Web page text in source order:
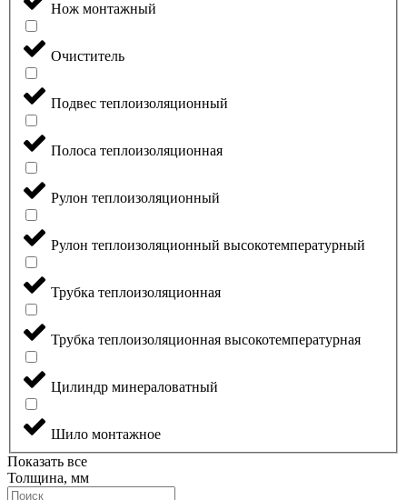
Нож монтажный
Очиститель
Подвес теплоизоляционный
Полоса теплоизоляционная
Рулон теплоизоляционный
Рулон теплоизоляционный высокотемпературный
Трубка теплоизоляционная
Трубка теплоизоляционная высокотемпературная
Цилиндр минераловатный
Шило монтажное
Показать все
Толщина, мм